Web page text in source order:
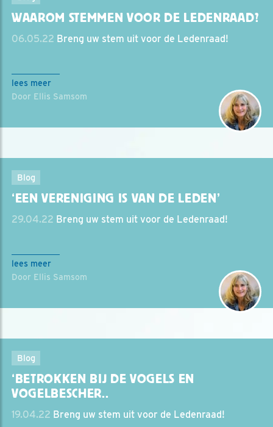
WAAROM STEMMEN VOOR DE LEDENRAAD?
06.05.22 Breng uw stem uit voor de Ledenraad!
lees meer
Door Ellis Samsom
Blog
‘EEN VERENIGING IS VAN DE LEDEN’
29.04.22 Breng uw stem uit voor de Ledenraad!
lees meer
Door Ellis Samsom
Blog
‘BETROKKEN BIJ DE VOGELS EN
VOGELBESCHER..
19.04.22 Breng uw stem uit voor de Ledenraad!